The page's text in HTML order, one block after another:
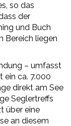
so das
der
und Buch
Bereich liegen
– umfasst
ein ca. 7.000
direkt am See
Seglertreffs
über eine
an diesem